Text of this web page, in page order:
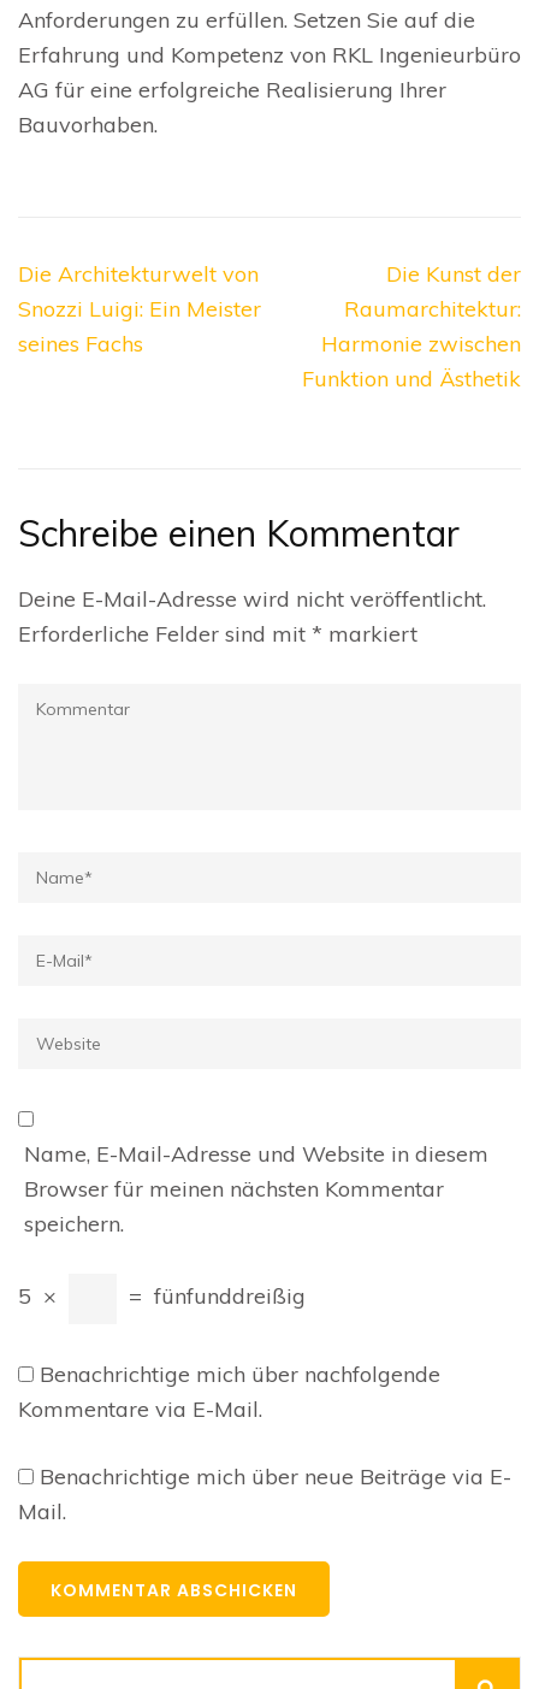
Anforderungen zu erfüllen. Setzen Sie auf die
Erfahrung und Kompetenz von RKL Ingenieurbüro
AG für eine erfolgreiche Realisierung Ihrer
Bauvorhaben.
Beitragsnavigation
Die Architekturwelt von
Snozzi Luigi: Ein Meister
seines Fachs
Die Kunst der
Raumarchitektur:
Harmonie zwischen
Funktion und Ästhetik
Schreibe einen Kommentar
Deine E-Mail-Adresse wird nicht veröffentlicht.
Erforderliche Felder sind mit * markiert
Kommentar
Name*
E-
Website
Name, E-Mail-Adresse und Website in diesem
Browser für meinen nächsten Kommentar
speichern.
5 × = fünfunddreißig
Benachrichtige mich über nachfolgende
Kommentare via E-Mail.
Benachrichtige mich über neue Beiträge via E-
Mail.